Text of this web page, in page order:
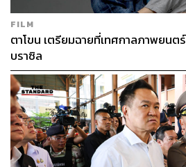
FILM
ตาโขน เตรียมฉายที่เทศกาลภาพยนต
บราซิล